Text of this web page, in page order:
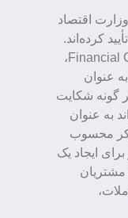
اقتصاد
کرده‌اند.
این بروکر همچنین با عضویت درFinancial Commission،
عنوان
هزار یورو، هر گونه شکایت
به عنوان
محسوب
ایجاد یک
مشتریان